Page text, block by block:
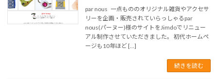
par nous 一点もののオリジナル雑貨やアクセサ
リーを企画・販売されていらっしゃるpar
nous(パーヌー)様のサイトをJimdoでリニュー
アル制作させていただきました。 初代ホームペ
ージも10年ほど […]
続きを読む